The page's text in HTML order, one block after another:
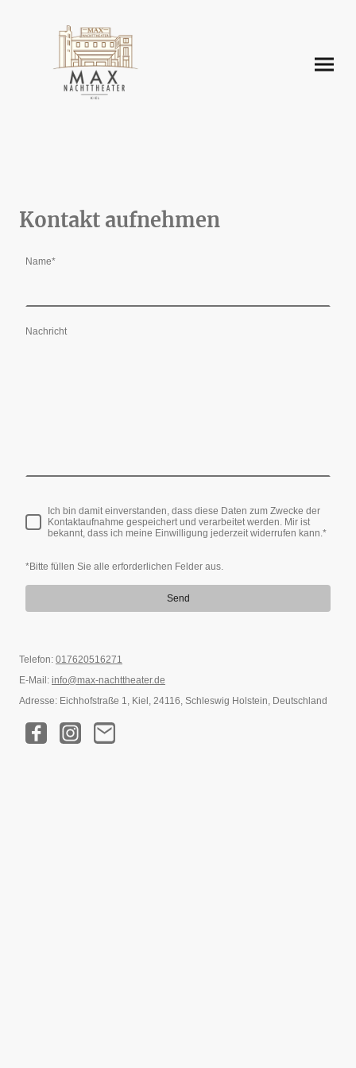
Kontakt aufnehmen
Name*
Nachricht
Ich bin damit einverstanden, dass diese Daten zum Zwecke der
Kontaktaufnahme gespeichert und verarbeitet werden. Mir ist
bekannt, dass ich meine Einwilligung jederzeit widerrufen kann.*
*Bitte füllen Sie alle erforderlichen Felder aus.
Send
Telefon: 017620516271
E-Mail: info@max-nachttheater.de
Adresse: Eichhofstraße 1, Kiel, 24116, Schleswig Holstein, Deutschland